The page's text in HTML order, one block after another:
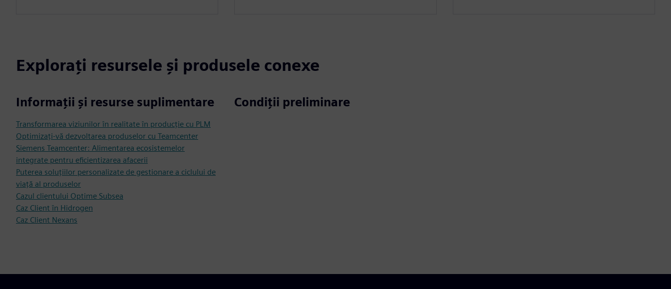
Explorați resursele și produsele conexe
Informații și resurse suplimentare
Transformarea viziunilor în realitate în producție cu PLM
Optimizați-vă dezvoltarea produselor cu Teamcenter
Siemens Teamcenter: Alimentarea ecosistemelor
integrate pentru eficientizarea afacerii
Puterea soluțiilor personalizate de gestionare a ciclului de
viață al produselor
Cazul clientului Optime Subsea
Caz Client în Hidrogen
Caz Client Nexans
Condiții preliminare